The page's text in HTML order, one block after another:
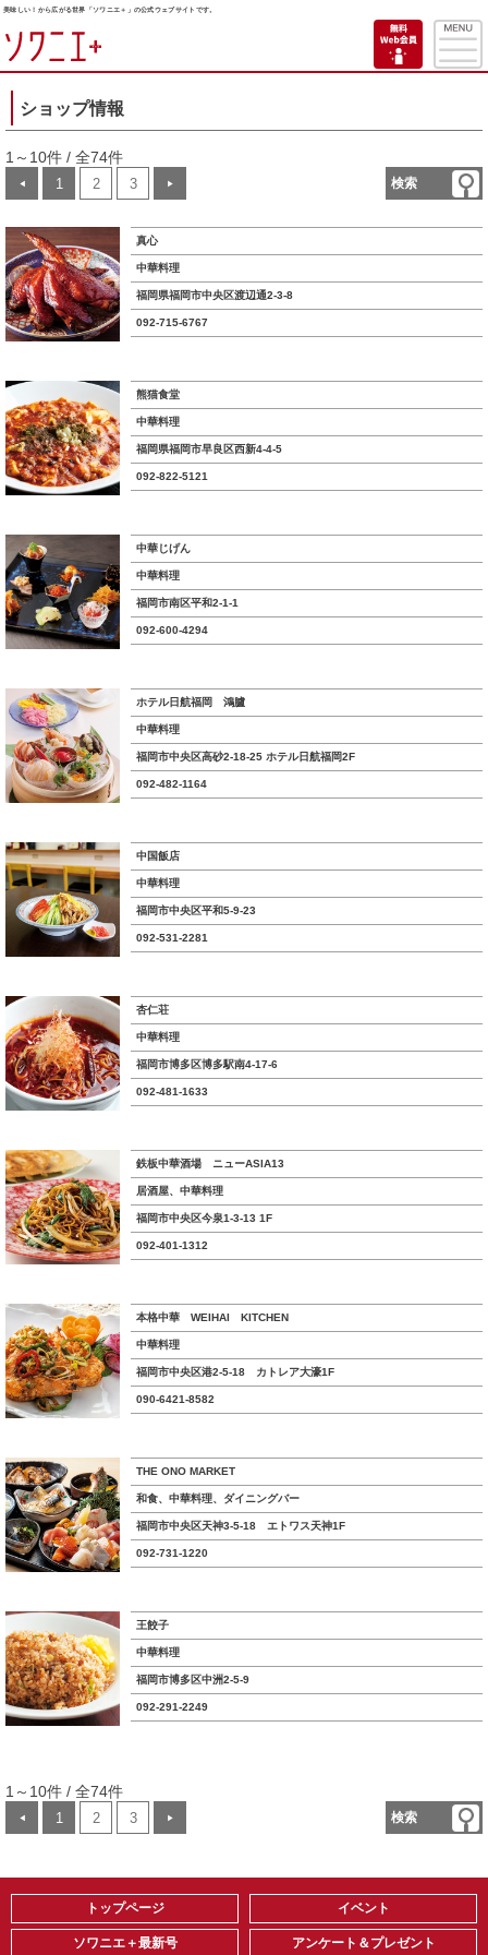
美味しい！から広がる世界「ソワニエ＋」の公式ウェブサイトです。
ショップ情報
1～10件 / 全74件
検索
◀ 1 2 3 ▶
真心
中華料理
福岡県福岡市中央区渡辺通2-3-8
092-715-6767
熊猫食堂
中華料理
福岡県福岡市早良区西新4-4-5
092-822-5121
中華じげん
中華料理
福岡市南区平和2-1-1
092-600-4294
ホテル日航福岡 鴻臚
中華料理
福岡市中央区高砂2-18-25 ホテル日航福岡2F
092-482-1164
中国飯店
中華料理
福岡市中央区平和5-9-23
092-531-2281
杏仁荘
中華料理
福岡市博多区博多駅南4-17-6
092-481-1633
鉄板中華酒場 ニューASIA13
居酒屋、中華料理
福岡市中央区今泉1-3-13 1F
092-401-1312
本格中華 WEIHAI KITCHEN
中華料理
福岡市中央区港2-5-18 カトレア大濠1F
090-6421-8582
THE ONO MARKET
和食、中華料理、ダイニングバー
福岡市中央区天神3-5-18 エトワス天神1F
092-731-1220
王餃子
中華料理
福岡市博多区中洲2-5-9
092-291-2249
1～10件 / 全74件
検索
◀ 1 2 3 ▶
トップページ
ソワニエ＋最新号
イベント
アンケート＆プレゼント